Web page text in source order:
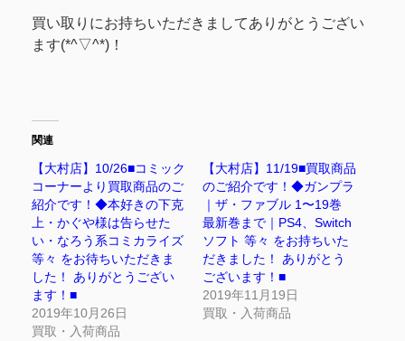
買い取りにお持ちいただきましてありがとうござい
ます(*^▽^*)！
関連
【大村店】10/26■コミック
コーナーより買取商品のご
紹介です！◆本好きの下克
上・かぐや様は告らせた
い・なろう系コミカライズ
等々 をお待ちいただきま
した！ ありがとうござい
ます！■
2019年10月26日
買取・入荷商品
【大村店】11/19■買取商品
のご紹介です！◆ガンプラ
｜ザ・ファブル 1〜19巻
最新巻まで｜PS4、Switch
ソフト 等々 をお持ちいた
だきました！ ありがとう
ございます！■
2019年11月19日
買取・入荷商品